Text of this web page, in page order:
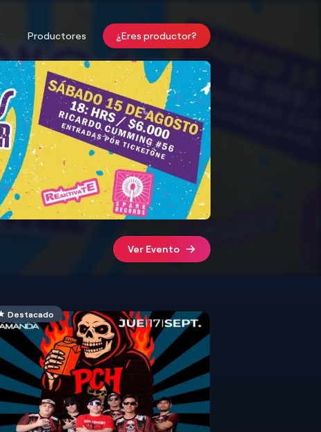
Productores ¿Eres productor?
Ver Evento
Destacado